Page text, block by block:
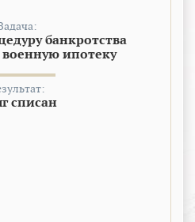
банкротства
ипотеку
списан